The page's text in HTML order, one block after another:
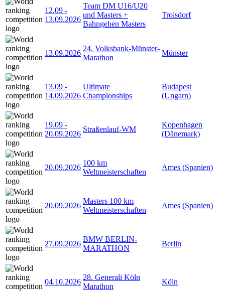
12.09 -
13.09.2026
Team DM U16/U20
und Masters +
Bahngehen Masters
Troisdorf
13.09.2026
24. Volksbank-Münster-
Marathon
Münster
13.09 -
14.09.2026
Ultimate
Championships
Budapest
(Ungarn)
19.09 -
20.09.2026
Straßenlauf-WM
Kopenhagen
(Dänemark)
20.09.2026
100 km
Weltmeisterschaften
Ames (Spanien)
20.09.2026
Masters 100 km
Weltmeisterschaften
Ames (Spanien)
27.09.2026
BMW BERLIN-
MARATHON
Berlin
04.10.2026
28. Generali Köln
Marathon
Köln